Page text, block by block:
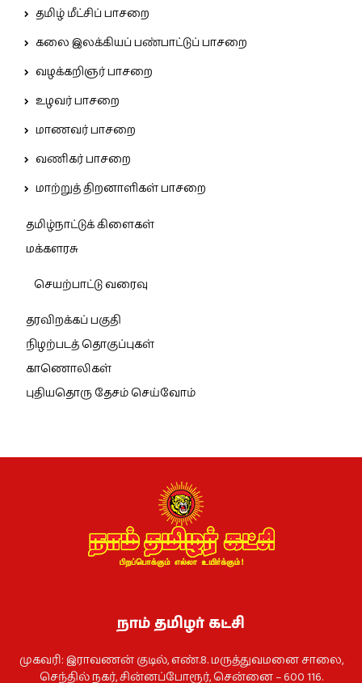
தமிழ் மீட்சிப் பாசறை
கலை இலக்கியப் பண்பாட்டுப் பாசறை
வழக்கறிஞர் பாசறை
உழவர் பாசறை
மாணவர் பாசறை
வணிகர் பாசறை
மாற்றுத் திறனாளிகள் பாசறை
தமிழ்நாட்டுக் கிளைகள்
மக்களரசு
செயற்பாட்டு வரைவு
தரவிறக்கப் பகுதி
நிழற்படத் தொகுப்புகள்
காணொலிகள்
புதியதொரு தேசம் செய்வோம்
நாம் தமிழர் கட்சி
முகவரி: இராவணன் குடில், எண்.8. மருத்துவமனை சாலை,
செந்தில் நகர், சின்னப்போரூர், சென்னை – 600 116.